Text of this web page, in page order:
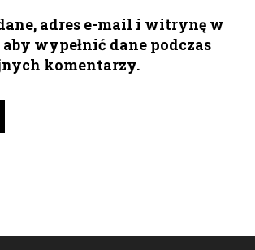
adres e-mail i witrynę w
wypełnić dane podczas
komentarzy.